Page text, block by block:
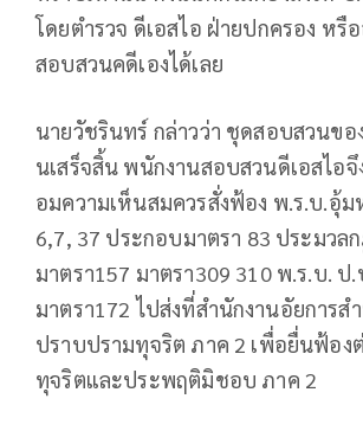
โดยตํารวจ ดีเอสไอ ฝ่ายปกครอง หรื
สอบสวนคดีเองได้เลย
นายวัชรินทร์ กล่าวว่า ชุดสอบสวนขอ
นเสร็จสิ้น พนักงานสอบสวนดีเอสไอ
อมความเห็นสมควรสั่งฟ้อง พ.ร.บ.อุ้ม
6,7, 37 ประกอบมาตรา 83 ประมวล
มาตรา157 มาตรา309 310 พ.ร.บ. ป
มาตรา172 ไปส่งที่สำนักงานอัยการสํ
ปราบปรามทุจริต ภาค 2 เพื่อยื่นฟ้อง
ทุจริตและประพฤติมิชอบ ภาค 2